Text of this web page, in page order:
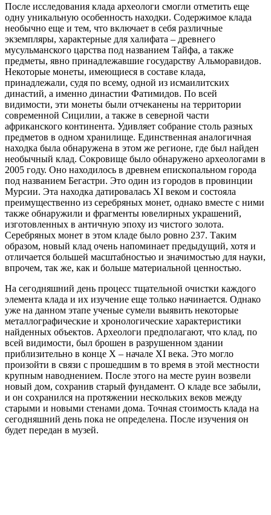
После исследования клада археологи смогли отметить еще
одну уникальную особенность находки. Содержимое клада
необычно еще и тем, что включает в себя различные
экземпляры, характерные для халифата – древнего
мусульманского царства под названием Тайфа, а также
предметы, явно принадлежавшие государству Альморавидов.
Некоторые монеты, имеющиеся в составе клада,
принадлежали, судя по всему, одной из исмаилитских
династий, а именно династии Фатимидов. По всей
видимости, эти монеты были отчеканены на территории
современной Сицилии, а также в северной части
африканского континента. Удивляет собрание столь разных
предметов в одном хранилище. Единственная аналогичная
находка была обнаружена в этом же регионе, где был найден
необычный клад. Сокровище было обнаружено археологами в
2005 году. Оно находилось в древнем епископальном города
под названием Бегастри. Это один из городов в провинции
Мурсии. Эта находка датировалась XI веком и состояла
преимущественно из серебряных монет, однако вместе с ними
также обнаружили и фрагменты ювелирных украшений,
изготовленных в античную эпоху из чистого золота.
Серебряных монет в этом кладе было ровно 237. Таким
образом, новый клад очень напоминает предыдущий, хотя и
отличается большей масштабностью и значимостью для науки,
впрочем, так же, как и больше материальной ценностью.
На сегодняшний день процесс тщательной очистки каждого
элемента клада и их изучение еще только начинается. Однако
уже на данном этапе ученые сумели выявить некоторые
металлографические и хронологические характеристики
найденных объектов. Археологи предполагают, что клад, по
всей видимости, был брошен в разрушенном здании
приблизительно в конце X – начале XI века. Это могло
произойти в связи с прошедшим в то время в этой местности
крупным наводнением. После этого на месте руин возвели
новый дом, сохранив старый фундамент. О кладе все забыли,
и он сохранился на протяжении нескольких веков между
старыми и новыми стенами дома. Точная стоимость клада на
сегодняшний день пока не определена. После изучения он
будет передан в музей.